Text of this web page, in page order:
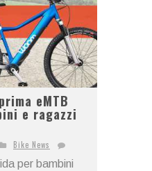
eMTB
e ragazzi
Bike News
per bambini